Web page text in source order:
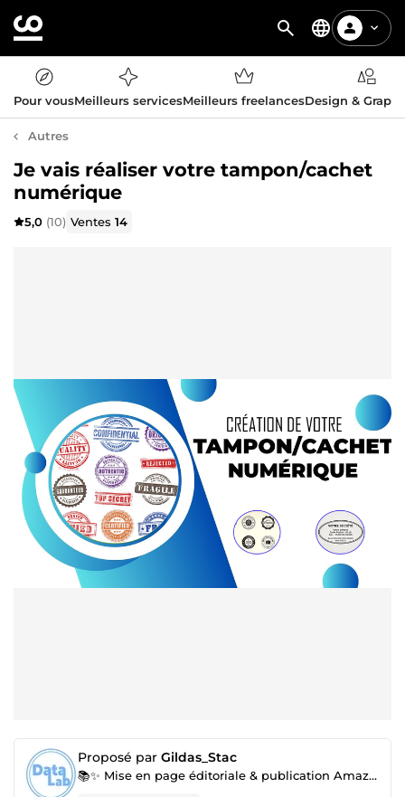
Pour vousMeilleurs servicesMeilleurs freelancesDesign &
Autres
Je vais réaliser votre tampon/cachet
numérique
5,0 (10) Ventes14
Proposé par Gildas_Stac
📚✨ Mise en page éditoriale & publication Amazon KDP | Livres, ebooks, mémoires